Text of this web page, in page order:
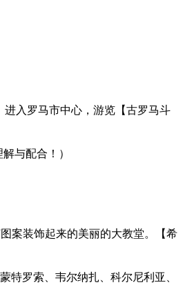
入罗马市中心，游览【古罗马斗
与配合！）
案装饰起来的美丽的大教堂。【希
特罗索、韦尔纳扎、科尔尼利亚、